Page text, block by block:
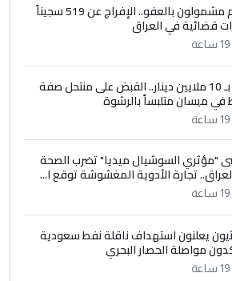
واغتصاب الأرض.. بلاد
الجفاف والتصحر!!
تنفع لبنان، دون الشعب
احترق بحر الصيف، في حين
...
سلام في بغداد.. "الفيول" مقابل
بينهم مشمولون بالعفو.. الإفراج عن 519 سجيناً
قضائية في العراق
ابتزاز بـ 10 ملايين دينار.. القبض على منتحل صفة
في ميسان متلبساً بالرشوة
"مؤثري السوشيال ميديا" تضرب الصحة
تجارة الأدوية المغشوشة توقع ا...
يعلنون استهداف ناقلة نفط سعودية
مواصلة الحصار البحري